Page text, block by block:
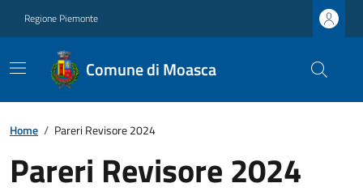
Regione Piemonte
Comune di Moasca
Home / Pareri Revisore 2024
Pareri Revisore 2024